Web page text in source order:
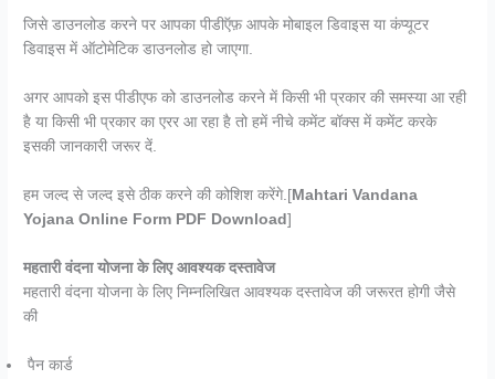
जिसे डाउनलोड करने पर आपका पीडीऍफ़ आपके मोबाइल डिवाइस या कंप्यूटर
डिवाइस में ऑटोमेटिक डाउनलोड हो जाएगा.
अगर आपको इस पीडीएफ को डाउनलोड करने में किसी भी प्रकार की समस्या आ रही
है या किसी भी प्रकार का एरर आ रहा है तो हमें नीचे कमेंट बॉक्स में कमेंट करके
इसकी जानकारी जरूर दें.
हम जल्द से जल्द इसे ठीक करने की कोशिश करेंगे.[Mahtari Vandana
Yojana Online Form PDF Download]
महतारी वंदना योजना के लिए आवश्यक दस्तावेज
महतारी वंदना योजना के लिए निम्नलिखित आवश्यक दस्तावेज की जरूरत होगी जैसे
की
पैन कार्ड